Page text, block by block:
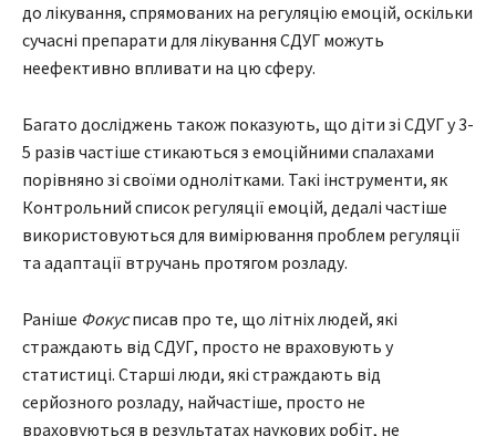
до лікування, спрямованих на регуляцію емоцій, оскільки
сучасні препарати для лікування СДУГ можуть
неефективно впливати на цю сферу.
Багато досліджень також показують, що діти зі СДУГ у 3-
5 разів частіше стикаються з емоційними спалахами
порівняно зі своїми однолітками. Такі інструменти, як
Контрольний список регуляції емоцій, дедалі частіше
використовуються для вимірювання проблем регуляції
та адаптації втручань протягом розладу.
Раніше Фокусписав про те, що літніх людей, які
страждають від СДУГ, просто не враховують у
статистиці. Старші люди, які страждають від
серйозного розладу, найчастіше, просто не
враховуються в результатах наукових робіт, не